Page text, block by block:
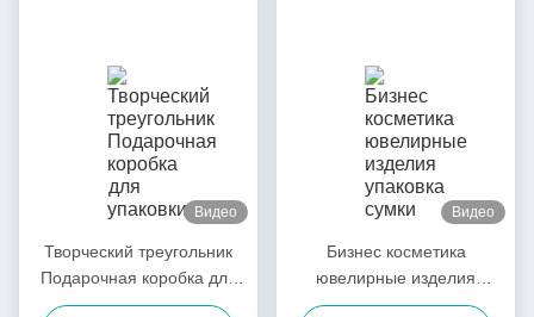
Видео
Творческий треугольник
Подарочная коробка для
упаковки печенье Торговая
Видео
Бизнес косметика
ювелирные изделия
упаковка сумки для покупок